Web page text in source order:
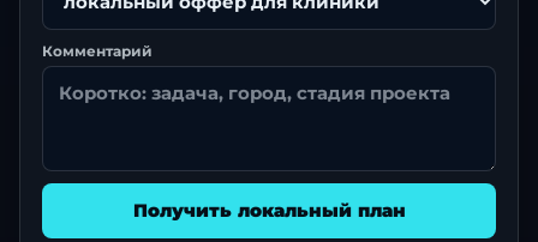
Комментарий
Получить локальный план